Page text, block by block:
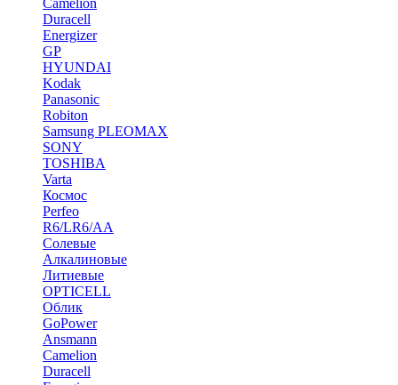
Camelion
Duracell
Energizer
GP
HYUNDAI
Kodak
Panasonic
Robiton
Samsung PLEOMAX
SONY
TOSHIBA
Varta
Космос
Perfeo
R6/LR6/AA
Солевые
Алкалиновые
Литиевые
OPTICELL
Облик
GoPower
Ansmann
Camelion
Duracell